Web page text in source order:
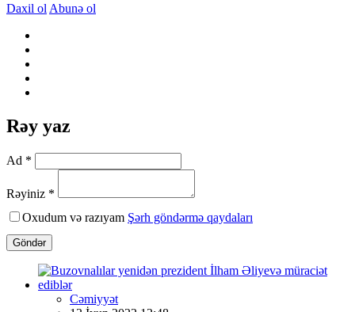
Daxil ol Abunə ol
Rəy yaz
Ad *
Rəyiniz *
Oxudum və razıyam Şərh göndərmə qaydaları
Göndər
Cəmiyyət